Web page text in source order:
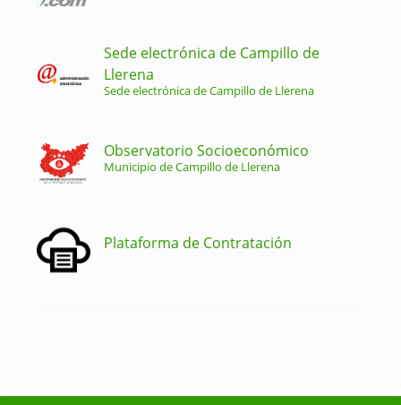
Sede electrónica de Campillo de
Llerena
Sede electrónica de Campillo de Llerena
Observatorio Socioeconómico
Municipio de Campillo de Llerena
Plataforma de Contratación